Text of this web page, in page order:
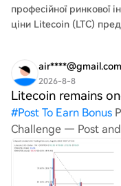
професійної ринкової
ціни Litecoin (LTC)
air****@gmail.com
2026-8-8
Litecoin remains
#Post To Earn Bonus
Challenge — Post
Litecoin remains one
payment-focused
and low-cos